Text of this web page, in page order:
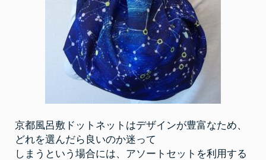
京都風呂敷ドットネットはデザインが豊富なため、
どれを選んだら良いのか迷って
しまうという場合には、アソートセットを利用する